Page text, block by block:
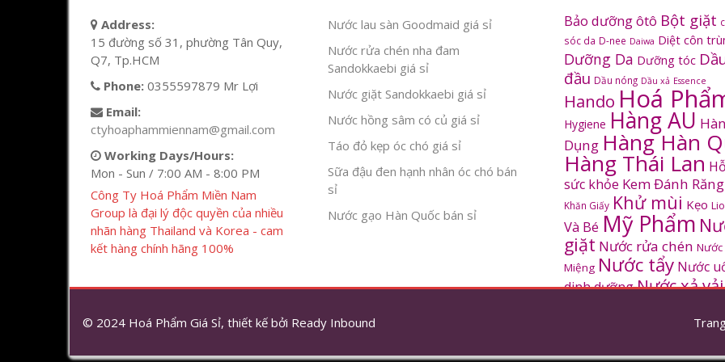
Address:
15 đường số 31, phường Tân Quy,
Q7, Tp.HCM
Phone: 0355597879 Mr Lợi
Email:
ctyhoaphammiennam@gmail.com
Working Days/Hours:
Mon - Sun / 7:00 AM - 8:00 PM
Công Ty Hoá Phẩm Miền Nam
Group là đại lý độc quyền của nhiều
nhãn hàng Thailand và Korea - cam
kết hàng chính hãng 100%
Nước lau sàn Goodmaid giá sỉ
Nước rửa chén nha đam
Sandokkaebi giá sỉ
Nước giặt Sandokkaebi giá sỉ
Nước hồng sâm có củ giá sỉ
Táo đỏ kẹp óc chó giá sỉ
Sữa đậu đen hạnh nhân óc chó bán
sỉ
Nước gạo Hàn Quốc bán sỉ
Bảo dưỡng ôtô Bột giặt
sóc da D-nee Daiwa Diệt côn
Dưỡng Da Dưỡng tóc
đầu Dầu nóng Dầu xả Essence
Hando Hoá
Hygiene Hàng AU
Dụng Hàng Hàn
Hàng Thái Lan
sức khỏe Kem Đánh Răng
Khăn Giấy Khử mùi Kẹo
Và Bé Mỹ Phẩm
giặt Nước rửa chén Nước
Miệng Nước tẩy Nước
dinh dưỡngNước xả vải
Sâm Hàn Quốc
© 2024 Hoá Phẩm Giá Sỉ, thiết kế bởi Ready Inbound